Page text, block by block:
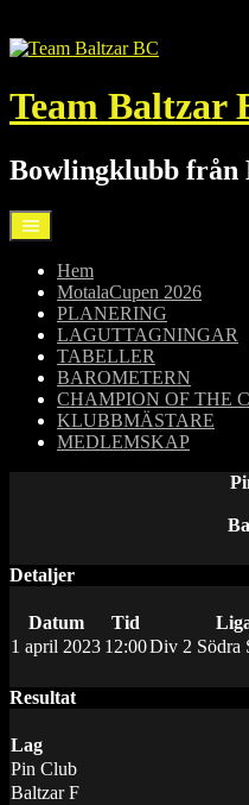
till
Team Baltzar
Bowlingklubb från
Hem
MotalaCupen 2026
PLANERING
LAGUTTAGNINGAR
TABELLER
BAROMETERN
CHAMPION OF THE
KLUBBMÄSTARE
MEDLEMSKAP
Detaljer
Datum Tid
1 april 2023 12:00Div 2 Södra
Resultat
Lag
Pin Club
Baltzar F